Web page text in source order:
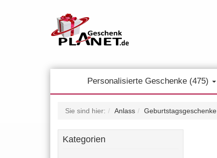
Personalisierte Geschenke (475)
Sie sind hier: Anlass Geburtstagsgeschenke
Kategorien